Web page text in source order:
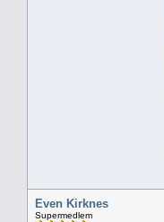
Even Kirknes
Supermedlem